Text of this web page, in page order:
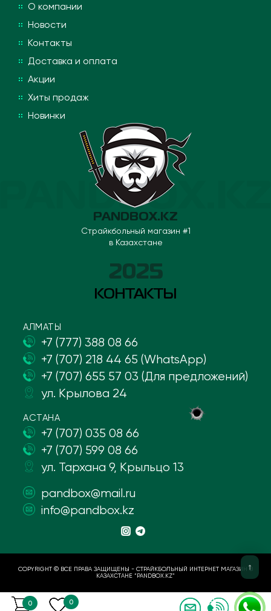
0 0
О компании
Новости
Контакты
Доставка и оплата
Акции
Хиты продаж
Новинки
PANDBOX.KZ
Страйкбольный магазин #1
в Казахстане
2025
КОНТАКТЫ
АЛМАТЫ
+7 (777) 388 08 66
+7 (707) 218 44 65 (WhatsApp)
+7 (707) 655 57 03 (Для предложений)
ул. Крылова 24
АСТАНА
+7 (707) 035 08 66
+7 (707) 599 08 66
ул. Тархана 9, Крыльцо 13
pandbox@mail.ru
info@pandbox.kz
COPYRIGHT © ВСЕ ПРАВА ЗАЩИЩЕНЫ - СТРАЙКБОЛЬНЫЙ ИНТЕРНЕТ МАГАЗИН В
КАЗАХСТАНЕ “PANDBOX.KZ”